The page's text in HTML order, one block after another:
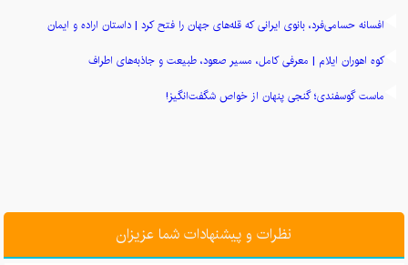
افسانه حسامی‌فرد، بانوی ایرانی که قله‌های جهان را فتح کرد | داستان اراده و ایمان
کوه اهوران ایلام | معرفی کامل، مسیر صعود، طبیعت و جاذبه‌های اطراف
ماست گوسفندی؛ گنجی پنهان از خواص شگفت‌انگیز!
نظرات و پیشنهادات شما عزیزان